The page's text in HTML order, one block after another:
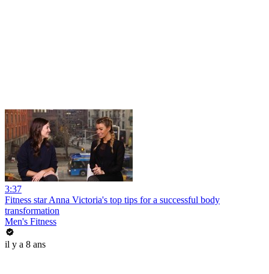
3:37
Fitness star Anna Victoria's top tips for a successful body
transformation
Men's Fitness
il y a 8 ans